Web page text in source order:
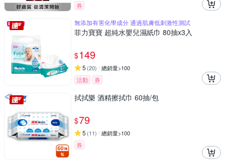
券
無添加有害化學成分 通過肌膚低刺激性測試
菲力寶寶 超純水嬰兒濕紙巾 80抽x3入
$149
5 (20) 總銷量>100
活動 券
拭拭樂 酒精擦拭巾 60抽/包
$79
5 (11) 總銷量>100
券